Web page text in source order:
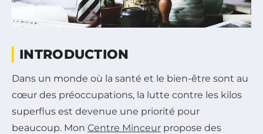
INTRODUCTION
Dans un monde où la santé et le bien-être sont au
cœur des préoccupations, la lutte contre les kilos
superflus est devenue une priorité pour
beaucoup. Mon Centre Minceur propose des